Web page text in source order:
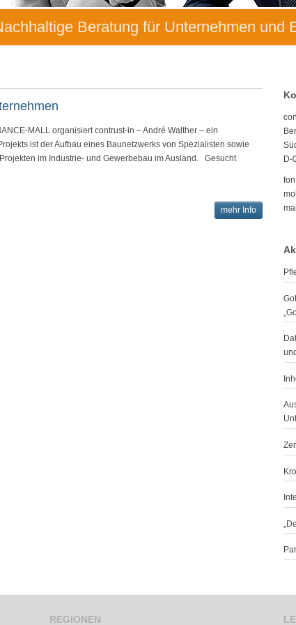
Beratung für Unternehmen und
MALL organisiert contrust-in – André Walther – ein
ist der Aufbau eines Baunetzwerks von Spezialisten sowie
im Industrie- und Gewerbebau im Ausland. Gesucht
mehr Info
D-
REGIONEN